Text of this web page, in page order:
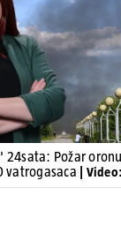
Pokretanje videa...
Požar
vatrogasaca
|